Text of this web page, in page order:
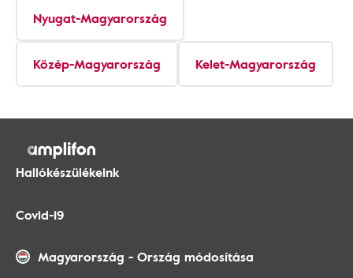
Nyugat-Magyarország
Közép-Magyarország Kelet-Magyarország
Hallókészülékeink
Covid-19
Magyarország - Ország módosítása